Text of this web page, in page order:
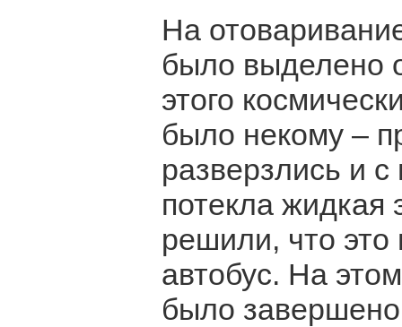
На
было выделено
этого
было некому –
разверзлись и с
потекла жидкая
решили, что
автобус. На
было